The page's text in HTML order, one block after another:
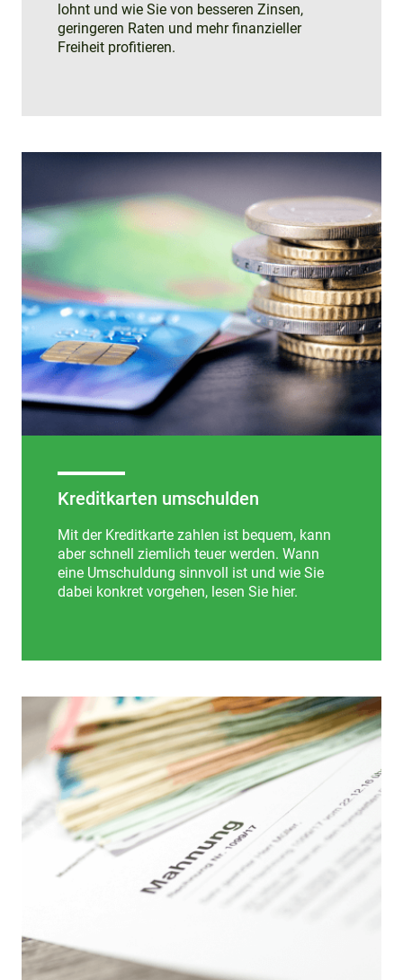
lohnt und wie Sie von besseren Zinsen,
geringeren Raten und mehr finanzieller
Freiheit profitieren.
Kreditkarten umschulden
Mit der Kreditkarte zahlen ist bequem, kann
aber schnell ziemlich teuer werden. Wann
eine Umschuldung sinnvoll ist und wie Sie
dabei konkret vorgehen, lesen Sie hier.